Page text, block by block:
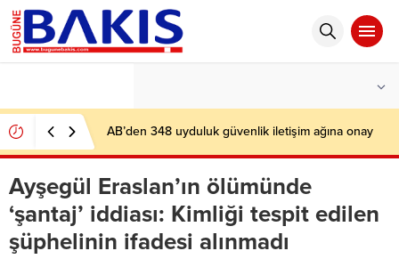
AB’den 348 uyduluk güvenlik iletişim ağına onay
Ayşegül Eraslan’ın ölümünde
‘şantaj’ iddiası: Kimliği tespit edilen
şüphelinin ifadesi alınmadı